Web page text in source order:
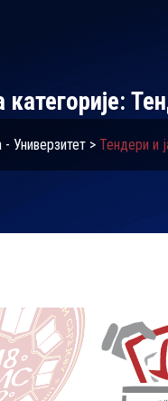
Универзитет > Тендери и